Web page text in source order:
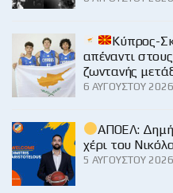
Κύπρος-
απέναντι
ζωντανής
6 ΑΥΓΟΎΣΤΟΥ 2026
ΑΠΟΕΛ:
χέρι του
5 ΑΥΓΟΎΣΤΟΥ 2026